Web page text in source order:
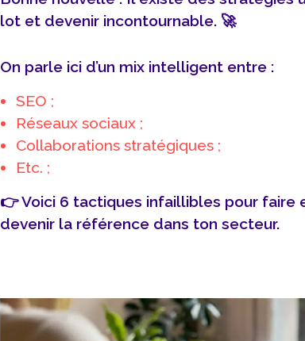
lot et devenir incontournable. 🚀
On parle ici d’un mix intelligent entre :
SEO ;
Réseaux sociaux ;
Collaborations stratégiques ;
Etc. ;
👉 Voici 6 tactiques infaillibles pour faire
devenir la référence dans ton secteur.